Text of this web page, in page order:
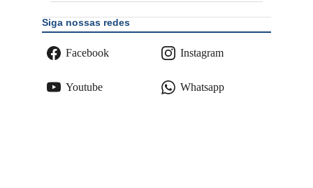
Siga nossas redes
Facebook Instagram
Youtube Whatsapp